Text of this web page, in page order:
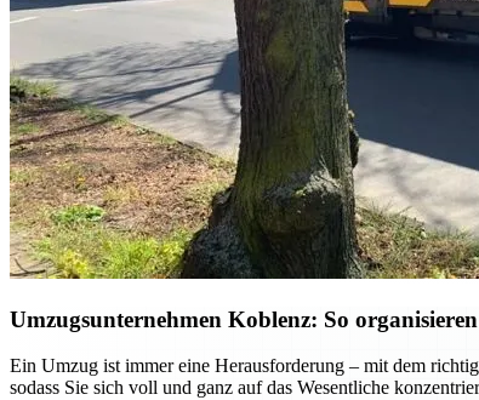
Umzugsunternehmen Koblenz: So
Ein Umzug ist immer eine Herausforderung – mit dem
sodass Sie sich voll und ganz auf das Wesentliche